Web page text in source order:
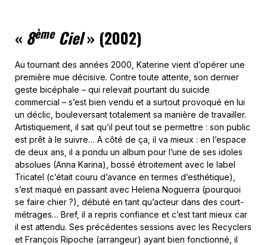
« 8èmeCiel» (2002)
Au tournant des années 2000, Katerine vient d’opérer une
première mue décisive. Contre toute attente, son dernier
geste bicéphale – qui relevait pourtant du suicide
commercial – s’est bien vendu et a surtout provoqué en lui
un déclic, bouleversant totalement sa manière de travailler.
Artistiquement, il sait qu’il peut tout se permettre : son public
est prêt à le suivre… A côté de ça, il va mieux : en l’espace
de deux ans, il a pondu un album pour l’une de ses idoles
absolues (Anna Karina), bossé étroitement avec le label
Tricatel (c’était couru d’avance en termes d’esthétique),
s’est maqué en passant avec Helena Noguerra (pourquoi
se faire chier ?), débuté en tant qu’acteur dans des court-
métrages… Bref, il a repris confiance et c’est tant mieux car
il est attendu. Ses précédentes sessions avec les Recyclers
et François Ripoche (arrangeur) ayant bien fonctionné, il